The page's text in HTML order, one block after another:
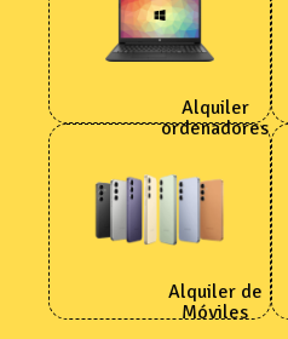
Alquiler
ordenadores
Alquiler de
Móviles